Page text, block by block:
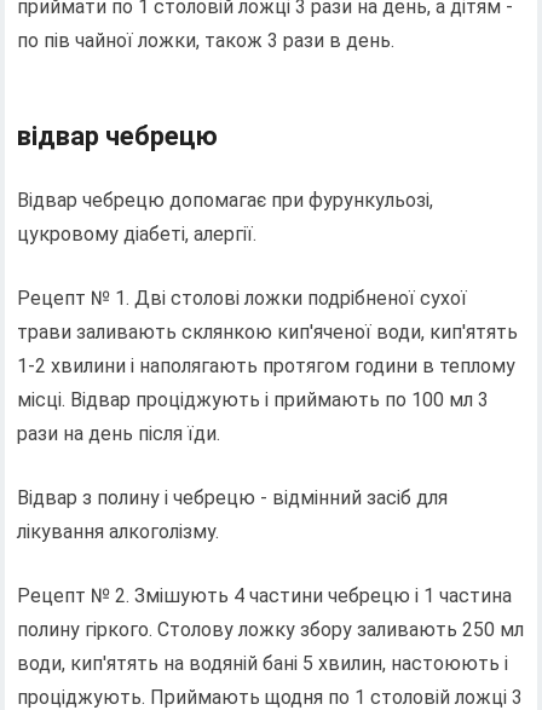
приймати по 1 столовій ложці 3 рази на день, а дітям -
по пів чайної ложки, також 3 рази в день.
відвар чебрецю
Відвар чебрецю допомагає при фурункульозі,
цукровому діабеті, алергії.
Рецепт № 1. Дві столові ложки подрібненої сухої
трави заливають склянкою кип'яченої води, кип'ятять
1-2 хвилини і наполягають протягом години в теплому
місці. Відвар проціджують і приймають по 100 мл 3
рази на день після їди.
Відвар з полину і чебрецю - відмінний засіб для
лікування алкоголізму.
Рецепт № 2. Змішують 4 частини чебрецю і 1 частина
полину гіркого. Столову ложку збору заливають 250 мл
води, кип'ятять на водяній бані 5 хвилин, настоюють і
проціджують. Приймають щодня по 1 столовій ложці 3